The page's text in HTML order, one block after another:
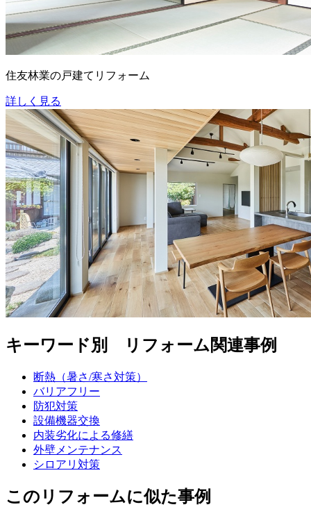
住友林業の戸建てリフォーム
詳しく見る
キーワード別 リフォーム関連事例
断熱（暑さ/寒さ対策）
バリアフリー
防犯対策
設備機器交換
内装劣化による修繕
外壁メンテナンス
シロアリ対策
このリフォームに似た事例